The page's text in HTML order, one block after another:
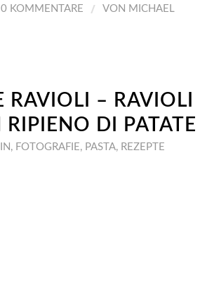
0 KOMMENTARE / VON MICHAEL
RAVIOLI – RAVIOLI
DI PATATE
, FOTOGRAFIE, PASTA, REZEPTE